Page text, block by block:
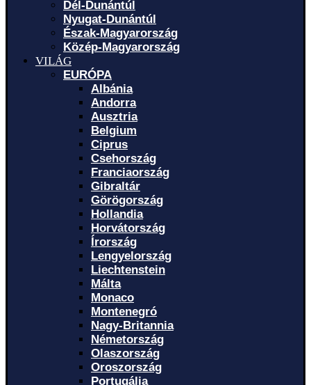
Dél-Dunántúl
Nyugat-Dunántúl
Észak-Magyarország
Közép-Magyarország
VILÁG
EURÓPA
Albánia
Andorra
Ausztria
Belgium
Ciprus
Csehország
Franciaország
Gibraltár
Görögország
Hollandia
Horvátország
Írország
Lengyelország
Liechtenstein
Málta
Monaco
Montenegró
Nagy-Britannia
Németország
Olaszország
Oroszország
Portugália